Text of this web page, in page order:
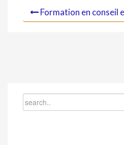
Formation en conseil